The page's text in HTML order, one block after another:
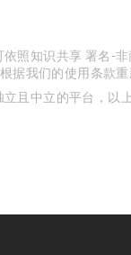
照知识共享 署名-
据我们的使用条款重
且中立的平台，以